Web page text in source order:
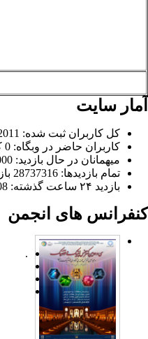
آمار سایت
کل کاربران ثبت شده: 2011 کاربر
کاربران حاضر در وبگاه: 0 کاربر
میهمانان در حال بازدید: 1000 کاربر
تمام بازدید‌ها: 28737316 بازدید
بازدید ۲۴ ساعت گذشته: 47808 بازدید
کنفرانس های انجمن
.